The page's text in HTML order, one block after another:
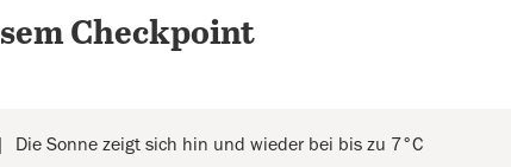
Checkpoint
Die Sonne zeigt sich hin und wieder bei bis zu 7°C